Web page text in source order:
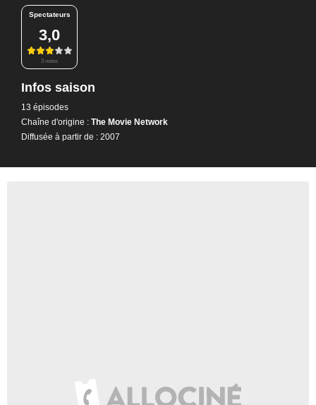
Spectateurs
3,0
3 notes
Infos saison
13 épisodes
Chaîne d'origine : The Movie Network
Diffusée à partir de : 2007